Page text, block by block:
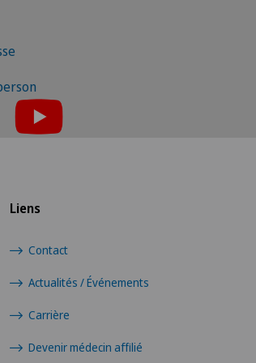
ce contenu, vous devez
de cookies.
dans les paramètres des
cookies.
Liens
Contact
Actualités / Événements
Carrière
Devenir médecin affilié